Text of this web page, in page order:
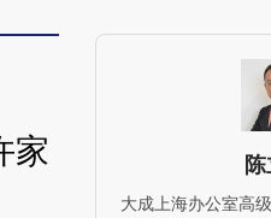
家
大成上海办公室高